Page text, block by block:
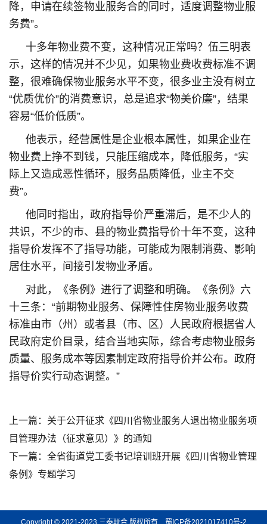
降，申请在续签物业服务合的同时，适度调整物业服
务费”。
十多年物业费不变，这种情况正常吗？伍三明表
示，这样的情况并不少见，如果物业费收费标准不调
整，很难确保物业服务水平不变，很多业主没有树立
“优质优价”的消费意识，总是追求“物美价廉”，结果
容易“低价低质”。
他表示，经营属性是企业根本属性，如果企业在
物业费上挣不到钱，只能压缩成本，降低服务，“实
际上又造成恶性循环，服务品质降低，业主不交
费”。
他同时指出，政府指导价严重滞后，是不少人的
共识，不少的市、县的物业费指导价十年不变，这种
指导价发挥不了指导功能，可能成为限制消费、影响
居住水平，间接引发物业矛盾。
对此，《条例》进行了调整和明确。《条例》六
十三条：“前期物业服务、保障性住房物业服务收费
标准由市（州）或者县（市、区）人民政府根据省人
民政府定价目录，结合当地实际，综合考虑物业服务
质量、服务成本等因素制定政府指导价并公布。政府
指导价实行动态调整。”
上一篇： 关于公开征求《四川省物业服务人退出物业服务项
目管理办法（征求意见）》的通知
下一篇： 全省街道党工委书记培训班开展《四川省物业管理
条例》专题学习
Copyright © 2021-2023 三泰联合 版权所有 蜀ICP备2021017410号-2